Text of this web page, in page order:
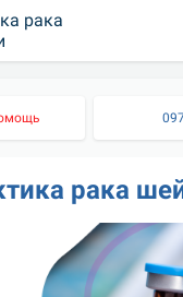
рака
рака